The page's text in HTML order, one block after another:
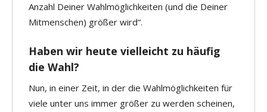
Anzahl Deiner Wahlmöglichkeiten (und die Deiner
Mitmenschen) größer wird“.
Haben wir heute vielleicht zu häufig
die Wahl?
Nun, in einer Zeit, in der die Wahlmöglichkeiten für
viele unter uns immer größer zu werden scheinen,